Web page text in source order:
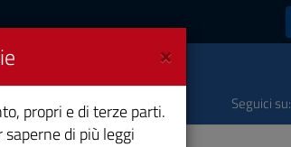
Seguici su:
×
propri e di terze parti.
di più leggi